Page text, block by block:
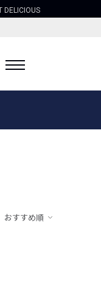
DELICIOUS
おすすめ順